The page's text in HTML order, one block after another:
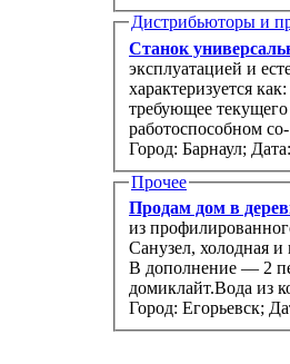
Дистрибьюторы и
Станок
эксплуатацией и
характеризуется
требующее
Город: Барнаул;
Прочее
Продам дом в
из профилированного бруса с верандой и 50 соток ижс. Полный комфорт
Санузел, холодная и горячая вода, отопление (электрические радиаторы), русская баня.
В дополнение — 2
домиклайт.Вода из
Город: Егорьевск;